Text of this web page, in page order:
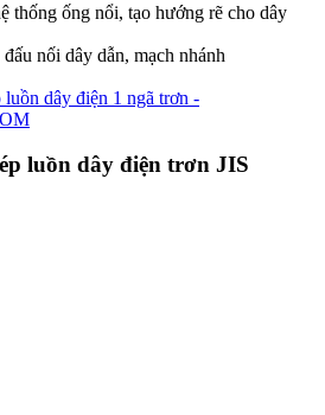
thống ống nổi, tạo hướng rẽ cho dây
nối dây dẫn, mạch nhánh
luồn dây điện trơn JIS